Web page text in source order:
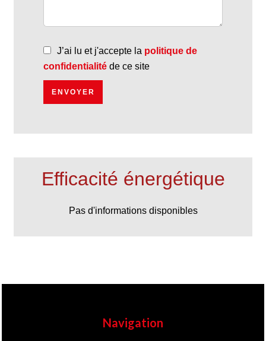
J’ai lu et j'accepte la politique de
confidentialité de ce site
ENVOYER
Efficacité énergétique
Pas d'informations disponibles
Navigation